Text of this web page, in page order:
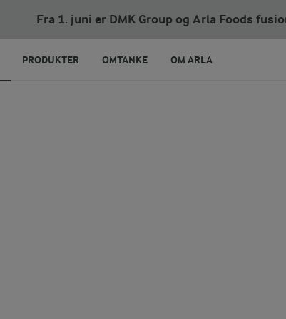
Fra 1. juni er DMK Group og Arla Foods
PRODUKTER OMTANKE OM ARLA